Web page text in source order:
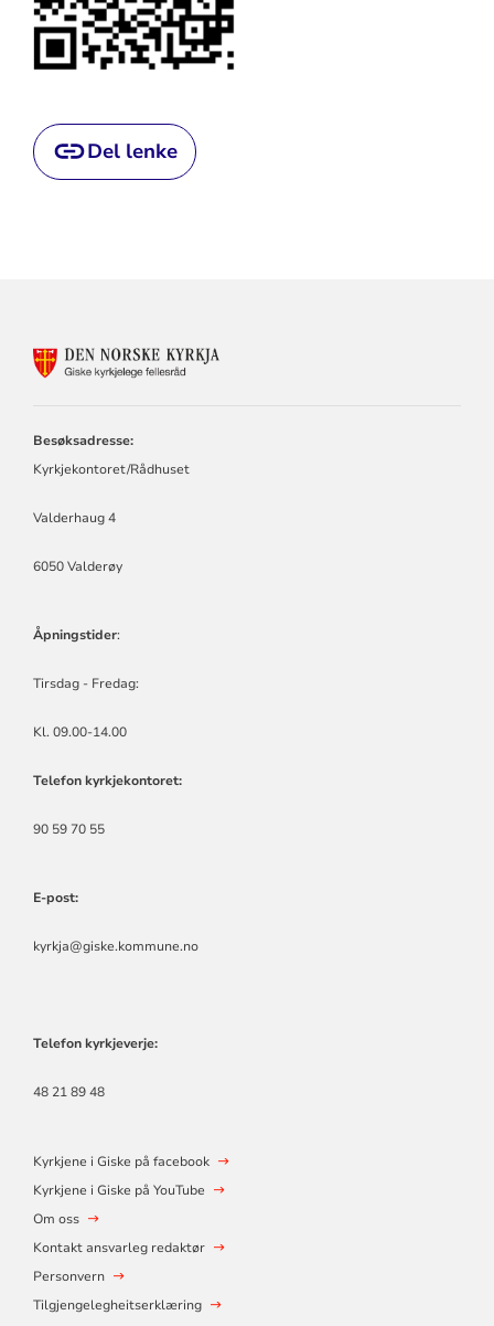
Del lenke
Besøksadresse:
Kyrkjekontoret/Rådhuset
Valderhaug 4
6050 Valderøy
Åpningstider:
Tirsdag - Fredag:
Kl. 09.00-14.00
Telefon kyrkjekontoret:
90 59 70 55
E-post:
kyrkja@giske.kommune.no
Telefon kyrkjeverje:
48 21 89 48
Kyrkjene i Giske på facebook
Kyrkjene i Giske på YouTube
Om oss
Kontakt ansvarleg redaktør
Personvern
Tilgjengelegheitserklæring